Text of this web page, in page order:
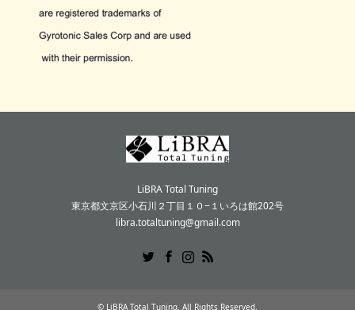
LiBRA Total Tuning
東京都文京区小石川２丁目１０−１いろは館202号
libra.totaltuning@gmail.com
© LiBRA Total Tuning. All Rights Reserved.